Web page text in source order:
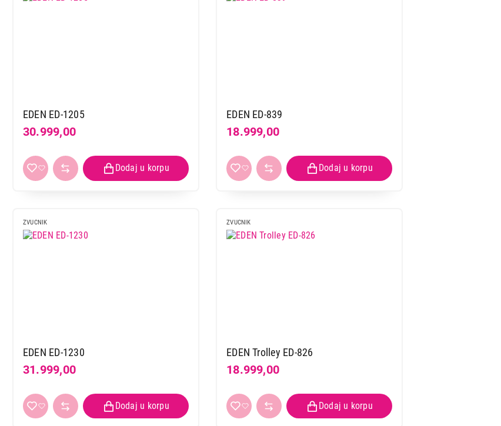
EDEN ED-1205
30.999,00
EDEN ED-839
18.999,00
ZVUCNIK
EDEN ED-1230
31.999,00
ZVUCNIK
EDEN Trolley ED-826
18.999,00